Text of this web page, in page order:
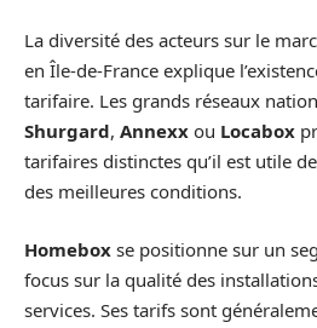
La diversité des acteurs sur le
en Île-de-France explique
tarifaire. Les grands réseaux
Shurgard, Annexx ou Locabox
tarifaires distinctes qu’il est utile
des meilleures conditions.
Homebox se positionne sur un
focus sur la qualité des
services. Ses tarifs sont